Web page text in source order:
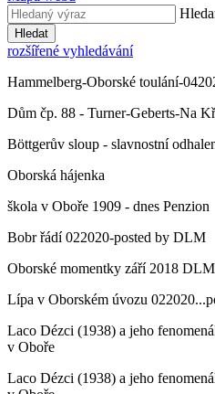
Hledat
rozšířené vyhledávání
Hammelberg-Oborské toulání-
Dům čp. 88 - Turner-Geberts-Na
Böttgerův sloup - slavnostní
Oborská hájenka
škola v Oboře 1909 - dnes Penzion
Bobr řádí 022020-posted by DLM
Oborské momentky září 2018 DLM
Lípa v Oborském úvozu
Laco Dézci (1938) a jeho
v Oboře
Laco Dézci (1938) a jeho